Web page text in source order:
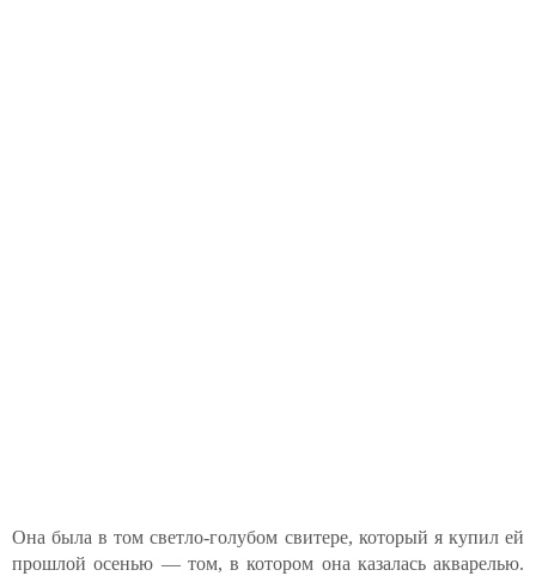
Она была в том светло-голубом свитере, который я купил ей
прошлой осенью — том, в котором она казалась акварелью.